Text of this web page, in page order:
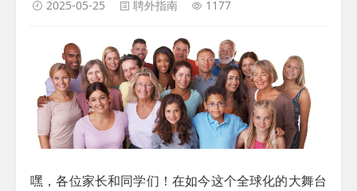
2025-05-25 聘外指南 1177
嘿，各位家长和同学们！在如今这个全球化的大舞台